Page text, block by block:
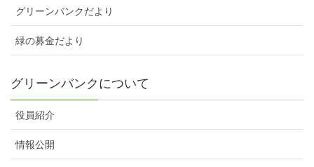
グリーンバンクだより
緑の募金だより
グリーンバンクについて
役員紹介
情報公開